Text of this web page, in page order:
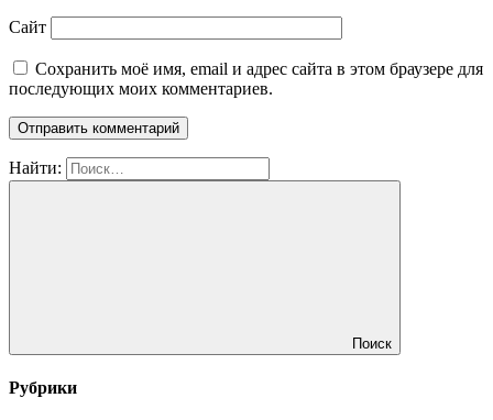
Сайт
Сохранить моё имя, email и адрес сайта в этом браузере для
последующих моих комментариев.
Найти:
Поиск
Рубрики